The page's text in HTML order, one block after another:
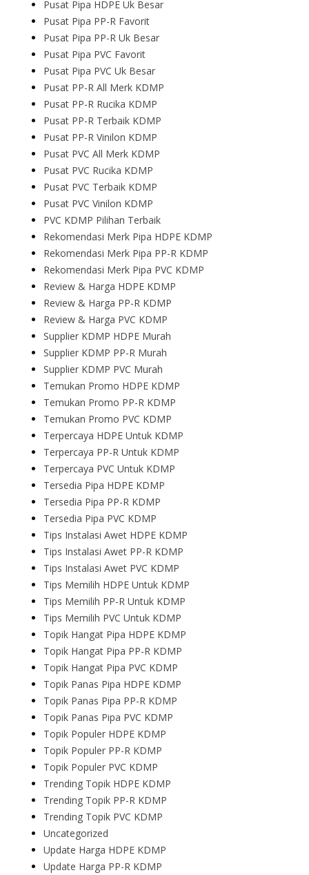
Pusat Pipa HDPE Uk Besar
Pusat Pipa PP-R Favorit
Pusat Pipa PP-R Uk Besar
Pusat Pipa PVC Favorit
Pusat Pipa PVC Uk Besar
Pusat PP-R All Merk KDMP
Pusat PP-R Rucika KDMP
Pusat PP-R Terbaik KDMP
Pusat PP-R Vinilon KDMP
Pusat PVC All Merk KDMP
Pusat PVC Rucika KDMP
Pusat PVC Terbaik KDMP
Pusat PVC Vinilon KDMP
PVC KDMP Pilihan Terbaik
Rekomendasi Merk Pipa HDPE KDMP
Rekomendasi Merk Pipa PP-R KDMP
Rekomendasi Merk Pipa PVC KDMP
Review & Harga HDPE KDMP
Review & Harga PP-R KDMP
Review & Harga PVC KDMP
Supplier KDMP HDPE Murah
Supplier KDMP PP-R Murah
Supplier KDMP PVC Murah
Temukan Promo HDPE KDMP
Temukan Promo PP-R KDMP
Temukan Promo PVC KDMP
Terpercaya HDPE Untuk KDMP
Terpercaya PP-R Untuk KDMP
Terpercaya PVC Untuk KDMP
Tersedia Pipa HDPE KDMP
Tersedia Pipa PP-R KDMP
Tersedia Pipa PVC KDMP
Tips Instalasi Awet HDPE KDMP
Tips Instalasi Awet PP-R KDMP
Tips Instalasi Awet PVC KDMP
Tips Memilih HDPE Untuk KDMP
Tips Memilih PP-R Untuk KDMP
Tips Memilih PVC Untuk KDMP
Topik Hangat Pipa HDPE KDMP
Topik Hangat Pipa PP-R KDMP
Topik Hangat Pipa PVC KDMP
Topik Panas Pipa HDPE KDMP
Topik Panas Pipa PP-R KDMP
Topik Panas Pipa PVC KDMP
Topik Populer HDPE KDMP
Topik Populer PP-R KDMP
Topik Populer PVC KDMP
Trending Topik HDPE KDMP
Trending Topik PP-R KDMP
Trending Topik PVC KDMP
Uncategorized
Update Harga HDPE KDMP
Update Harga PP-R KDMP